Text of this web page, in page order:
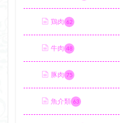
鶏肉 62
牛肉 48
豚肉 75
魚介類 63